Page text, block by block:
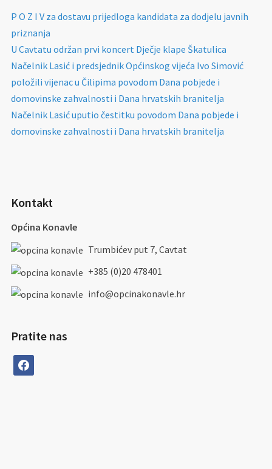
P O Z I V za dostavu prijedloga kandidata za dodjelu javnih
priznanja
U Cavtatu održan prvi koncert Dječje klape Škatulica
Načelnik Lasić i predsjednik Općinskog vijeća Ivo Simović
položili vijenac u Čilipima povodom Dana pobjede i
domovinske zahvalnosti i Dana hrvatskih branitelja
Načelnik Lasić uputio čestitku povodom Dana pobjede i
domovinske zahvalnosti i Dana hrvatskih branitelja
Kontakt
Općina Konavle
Trumbićev put 7, Cavtat
+385 (0)20 478401
info@opcinakonavle.hr
Pratite nas
facebook